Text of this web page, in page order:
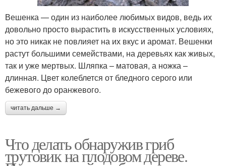
Вешенка — один из наиболее любимых видов, ведь их
довольно просто вырастить в искусственных условиях,
но это никак не повлияет на их вкус и аромат. Вешенки
растут большими семействами, на деревьях как живых,
так и уже мертвых. Шляпка – матовая, а ножка –
длинная. Цвет колеблется от бледного серого или
бежевого до оранжевого.
читать дальше →
Что делать обнаружив гриб
трутовик на плодовом дереве.